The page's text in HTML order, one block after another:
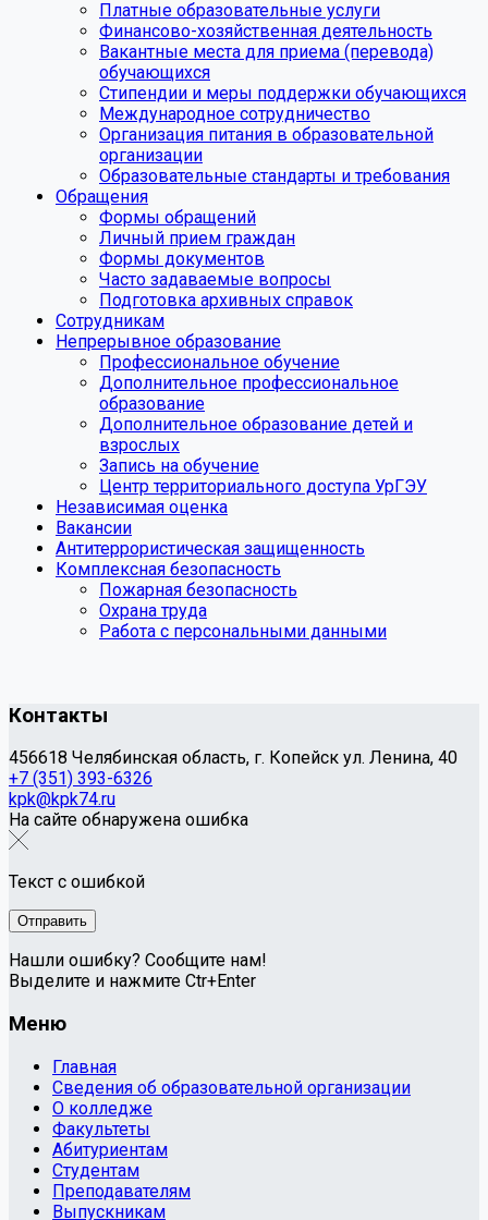
Платные образовательные услуги
Финансово-хозяйственная деятельность
Вакантные места для приема (перевода)
обучающихся
Стипендии и меры поддержки обучающихся
Международное сотрудничество
Организация питания в образовательной
организации
Образовательные стандарты и требования
Обращения
Формы обращений
Личный прием граждан
Формы документов
Часто задаваемые вопросы
Подготовка архивных справок
Сотрудникам
Непрерывное образование
Профессиональное обучение
Дополнительное профессиональное
образование
Дополнительное образование детей и
взрослых
Запись на обучение
Центр территориального доступа УрГЭУ
Независимая оценка
Вакансии
Антитеррористическая защищенность
Комплексная безопасность
Пожарная безопасность
Охрана труда
Работа с персональными данными
Контакты
456618 Челябинская область, г. Копейск ул. Ленина, 40
+7 (351) 393-6326
kpk@kpk74.ru
На сайте обнаружена ошибка
Текст с ошибкой
Нашли ошибку? Сообщите нам!
Выделите и нажмите Ctr+Enter
Меню
Главная
Сведения об образовательной организации
О колледже
Факультеты
Абитуриентам
Студентам
Преподавателям
Выпускникам